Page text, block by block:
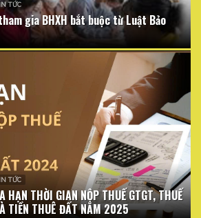
TỨC
gia BHXH bắt buộc từ Luật Bảo
TỨC
HẠN THỜI GIAN NỘP THUẾ GTGT, THUẾ
TIỀN THUÊ ĐẤT NĂM 2025